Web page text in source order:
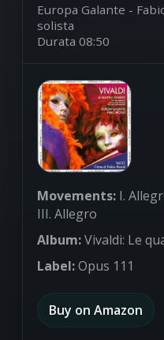
Europa Galante -
solista
Durata 08:50
Movements: I.
III. Allegro
Album:Vivaldi: Le
Label:Opus 111
Buy on Amazon